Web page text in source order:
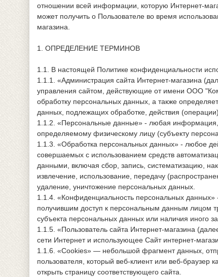
отношении всей информации, которую Интернет-
может получить о Пользователе во время
магазина.
1. ОПРЕДЕЛЕНИЕ ТЕРМИНОВ
1.1. В настоящей Политике конфиденциальности
1.1.1. «Администрация сайта Интернет-магазина
управления сайтом, действующие от имени ООО
обработку персональных данных, а также
данных, подлежащих обработке, действия
1.1.2. «Персональные данные» - любая
определяемому физическому лицу (субъекту
1.1.3. «Обработка персональных данных» - любое
совершаемых с использованием средств
данными, включая сбор, запись, систематизацию,
извлечение, использование, передачу
удаление, уничтожение персональных данных.
1.1.4. «Конфиденциальность персональных
получившим доступ к персональным данным лицом
субъекта персональных данных или наличия иного
1.1.5. «Пользователь сайта Интернет-магазина
сети Интернет и использующее Сайт интернет-
1.1.6. «Cookies» — небольшой фрагмент данных,
пользователя, который веб-клиент или веб-браузер
открыть страницу соответствующего сайта.